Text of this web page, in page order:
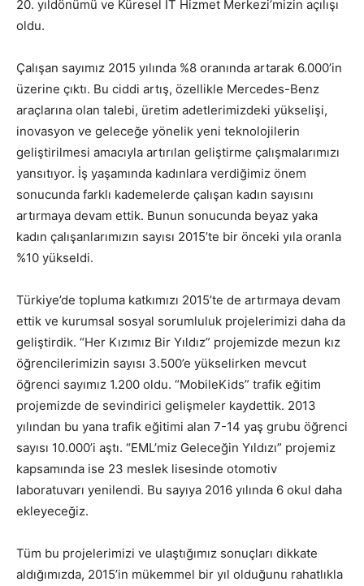
20. yıldönümü ve Küresel IT Hizmet Merkezi’mizin açılışı
oldu.
Çalışan sayımız 2015 yılında %8 oranında artarak 6.000’in
üzerine çıktı. Bu ciddi artış, özellikle Mercedes-Benz
araçlarına olan talebi, üretim adetlerimizdeki yükselişi,
inovasyon ve geleceğe yönelik yeni teknolojilerin
geliştirilmesi amacıyla artırılan geliştirme çalışmalarımızı
yansıtıyor. İş yaşamında kadınlara verdiğimiz önem
sonucunda farklı kademelerde çalışan kadın sayısını
artırmaya devam ettik. Bunun sonucunda beyaz yaka
kadın çalışanlarımızın sayısı 2015’te bir önceki yıla oranla
%10 yükseldi.
Türkiye’de topluma katkımızı 2015’te de artırmaya devam
ettik ve kurumsal sosyal sorumluluk projelerimizi daha da
geliştirdik. “Her Kızımız Bir Yıldız” projemizde mezun kız
öğrencilerimizin sayısı 3.500’e yükselirken mevcut
öğrenci sayımız 1.200 oldu. “MobileKids” trafik eğitim
projemizde de sevindirici gelişmeler kaydettik. 2013
yılından bu yana trafik eğitimi alan 7-14 yaş grubu öğrenci
sayısı 10.000’i aştı. “EML’miz Geleceğin Yıldızı” projemiz
kapsamında ise 23 meslek lisesinde otomotiv
laboratuvarı yenilendi. Bu sayıya 2016 yılında 6 okul daha
ekleyeceğiz.
Tüm bu projelerimizi ve ulaştığımız sonuçları dikkate
aldığımızda, 2015’in mükemmel bir yıl olduğunu rahatlıkla